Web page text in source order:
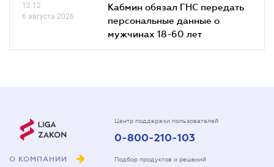
12.12
6 августа 2026
Кабмин обязал ГНС передать
персональные данные о
мужчинах 18-60 лет
О КОМПАНИИ
Центр поддержки пользователей
0-800-210-103
Подбор продуктов и решений